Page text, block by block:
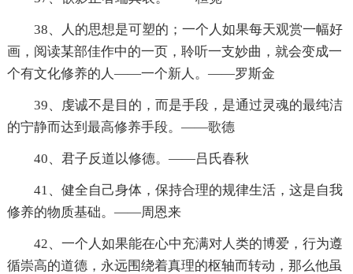
38、人的思想是可塑的；一个人如果每天观赏一幅好
画，阅读某部佳作中的一页，聆听一支妙曲，就会变成一
个有文化修养的人——一个新人。——罗斯金
39、虔诚不是目的，而是手段，是通过灵魂的最纯洁
的宁静而达到最高修养手段。——歌德
40、君子反道以修德。——吕氏春秋
41、健全自己身体，保持合理的规律生活，这是自我
修养的物质基础。——周恩来
42、一个人如果能在心中充满对人类的博爱，行为遵
循崇高的道德，永远围绕着真理的枢轴而转动，那么他虽